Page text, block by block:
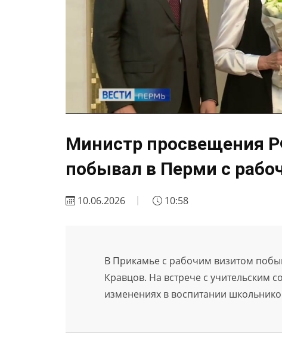
Министр просвещения
побывал в Перми с
10.06.2026 10:58
В Прикамье с рабочим визитом
Кравцов. На встрече с учительским
изменениях в воспитании